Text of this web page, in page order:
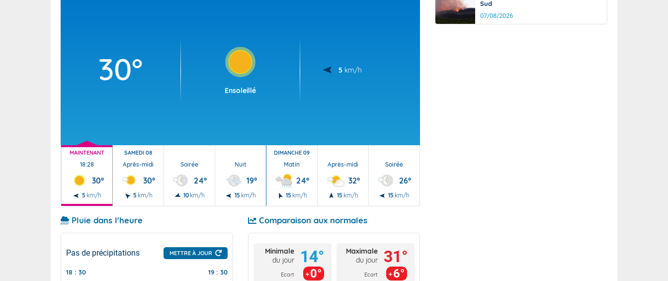
30°
Ensoleillé
5 km/h
MAINTENANT
18:28
30°
5 km/h
SAMEDI 08
Après-midi
30°
5 km/h
Soirée
24°
10 km/h
Nuit
19°
15 km/h
DIMANCHE 09
Matin
24°
15 km/h
Après-midi
32°
15 km/h
Soirée
26°
15 km/h
Pluie dans l'heure
Pas de précipitations METTRE À JOUR
18 : 30 19 : 30
Comparaison aux normales
Minimale
du jour
Ecart
14°
0°
Maximale
du jour
Ecart
31°
6°
Sud
07/08/2026